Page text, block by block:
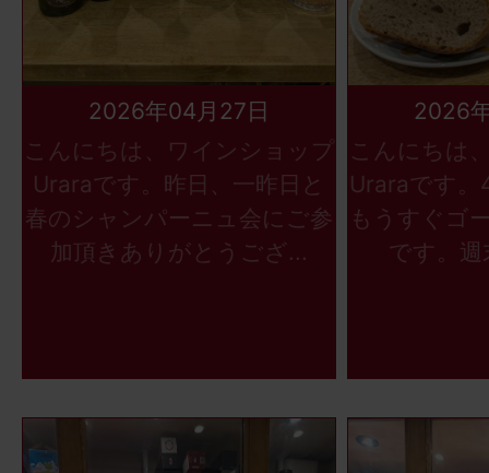
2026年04月27日
こんにちは、ワインショップ
Uraraです。昨日、一昨日と
春のシャンパーニュ会にご参
加頂きありがとうござ...
2026
こんにちは
Uraraです。
もうすぐゴ
です。